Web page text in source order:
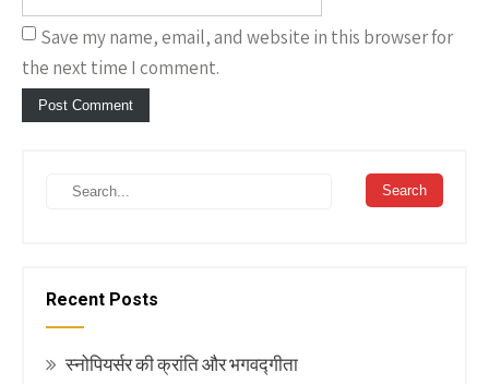
Save my name, email, and website in this browser for
the next time I comment.
Recent Posts
स्नोपियर्सर की क्रांति और भगवद्गीता